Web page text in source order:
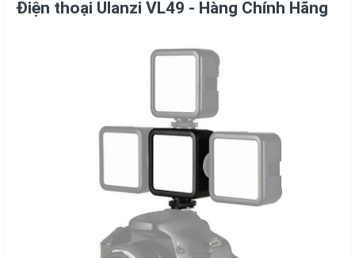
Điện thoại Ulanzi VL49 - Hàng Chính Hãng